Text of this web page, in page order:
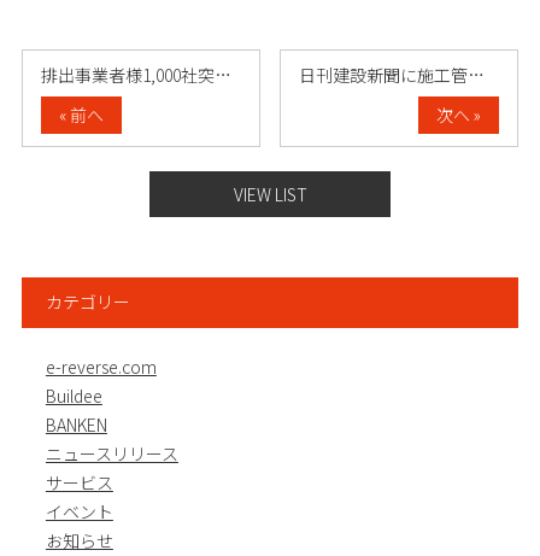
排出事業者様1,000社突破の御礼
« 前へ
日刊建設新聞に施工管理業務支援Webサー……
次へ »
VIEW LIST
カテゴリー
e-reverse.com
Buildee
BANKEN
ニュースリリース
サービス
イベント
お知らせ